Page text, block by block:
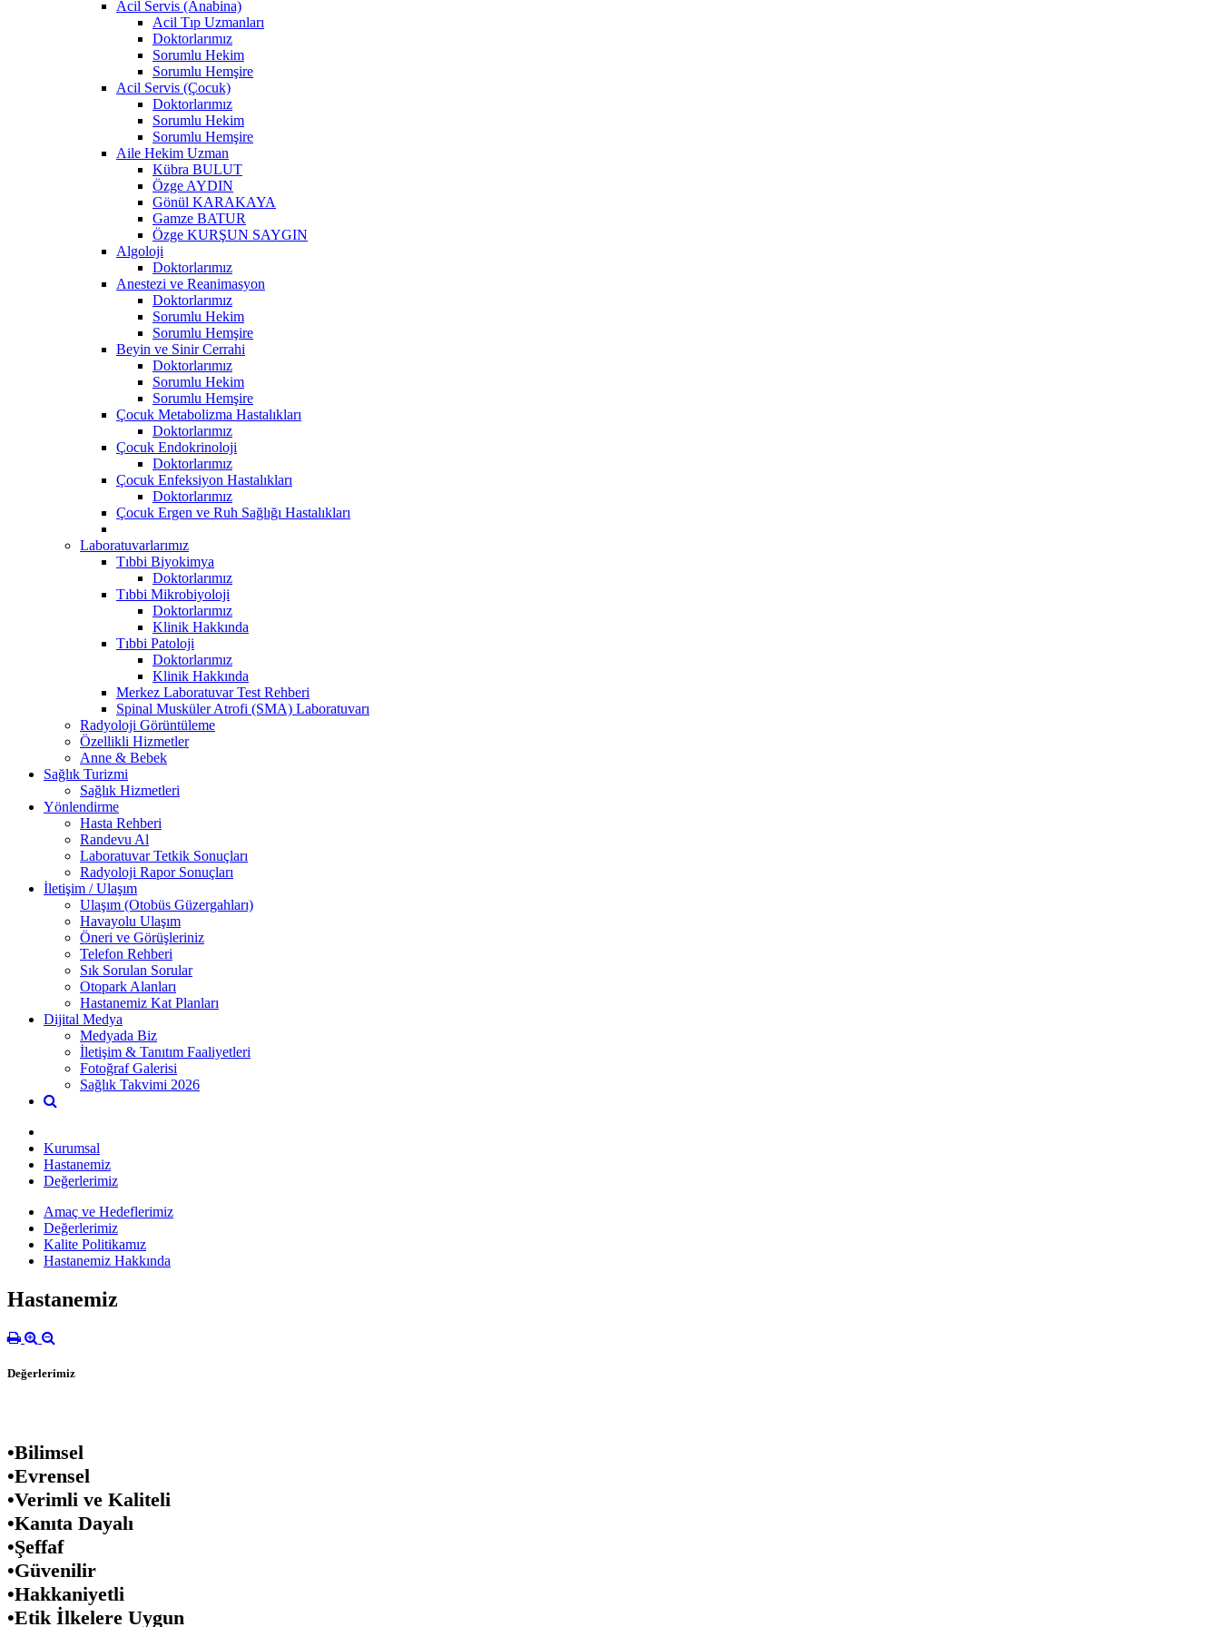
Acil Servis (Anabina)
Acil Tıp Uzmanları
Doktorlarımız
Sorumlu Hekim
Sorumlu Hemşire
Acil Servis (Çocuk)
Doktorlarımız
Sorumlu Hekim
Sorumlu Hemşire
Aile Hekim Uzman
Kübra BULUT
Özge AYDIN
Gönül KARAKAYA
Gamze BATUR
Özge KURŞUN SAYGIN
Algoloji
Doktorlarımız
Anestezi ve Reanimasyon
Doktorlarımız
Sorumlu Hekim
Sorumlu Hemşire
Beyin ve Sinir Cerrahi
Doktorlarımız
Sorumlu Hekim
Sorumlu Hemşire
Çocuk Metabolizma Hastalıkları
Doktorlarımız
Çocuk Endokrinoloji
Doktorlarımız
Çocuk Enfeksiyon Hastalıkları
Doktorlarımız
Çocuk Ergen ve Ruh Sağlığı Hastalıkları
Laboratuvarlarımız
Tıbbi Biyokimya
Doktorlarımız
Tıbbi Mikrobiyoloji
Doktorlarımız
Klinik Hakkında
Tıbbi Patoloji
Doktorlarımız
Klinik Hakkında
Merkez Laboratuvar Test Rehberi
Spinal Musküler Atrofi (SMA) Laboratuvarı
Radyoloji Görüntüleme
Özellikli Hizmetler
Anne & Bebek
Sağlık Turizmi
Sağlık Hizmetleri
Yönlendirme
Hasta Rehberi
Randevu Al
Laboratuvar Tetkik Sonuçları
Radyoloji Rapor Sonuçları
İletişim / Ulaşım
Ulaşım (Otobüs Güzergahları)
Havayolu Ulaşım
Öneri ve Görüşleriniz
Telefon Rehberi
Sık Sorulan Sorular
Otopark Alanları
Hastanemiz Kat Planları
Dijital Medya
Medyada Biz
İletişim & Tanıtım Faaliyetleri
Fotoğraf Galerisi
Sağlık Takvimi 2026
Kurumsal
Hastanemiz
Değerlerimiz
Amaç ve Hedeflerimiz
Değerlerimiz
Kalite Politikamız
Hastanemiz Hakkında
Hastanemiz
Değerlerimiz
•Bilimsel
•Evrensel
•Verimli ve Kaliteli
•Kanıta Dayalı
•Şeffaf
•Güvenilir
•Hakkaniyetli
•Etik İlkelere Uygun